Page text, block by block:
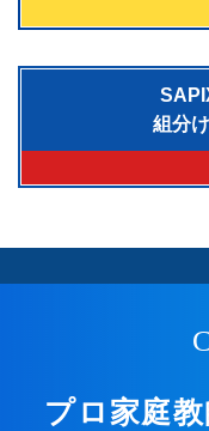
組分
プロ家庭